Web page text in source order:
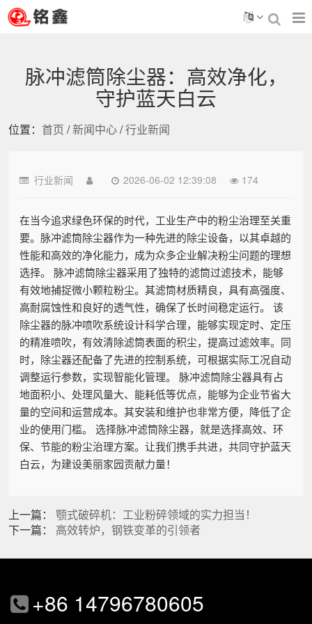
脉冲滤筒除尘器：高效净化，
守护蓝天白云
位置： 首页 /新闻中心/行业新闻
行业新闻 2026-06-02 12:39:08 174
在当今追求绿色环保的时代，工业生产中的粉尘治理至关重
要。脉冲滤筒除尘器作为一种先进的除尘设备，以其卓越的
性能和高效的净化能力，成为众多企业解决粉尘问题的理想
选择。 脉冲滤筒除尘器采用了独特的滤筒过滤技术，能够
有效地捕捉微小颗粒粉尘。其滤筒材质精良，具有高强度、
高耐腐蚀性和良好的透气性，确保了长时间稳定运行。 该
除尘器的脉冲喷吹系统设计科学合理，能够实现定时、定压
的精准喷吹，有效清除滤筒表面的积尘，提高过滤效率。同
时，除尘器还配备了先进的控制系统，可根据实际工况自动
调整运行参数，实现智能化管理。 脉冲滤筒除尘器具有占
地面积小、处理风量大、能耗低等优点，能够为企业节省大
量的空间和运营成本。其安装和维护也非常方便，降低了企
业的使用门槛。 选择脉冲滤筒除尘器，就是选择高效、环
保、节能的粉尘治理方案。让我们携手共进，共同守护蓝天
白云，为建设美丽家园贡献力量！
上一篇： 颚式破碎机：工业粉碎领域的实力担当！
下一篇： 高效转炉，钢铁变革的引领者
+86 14796780605